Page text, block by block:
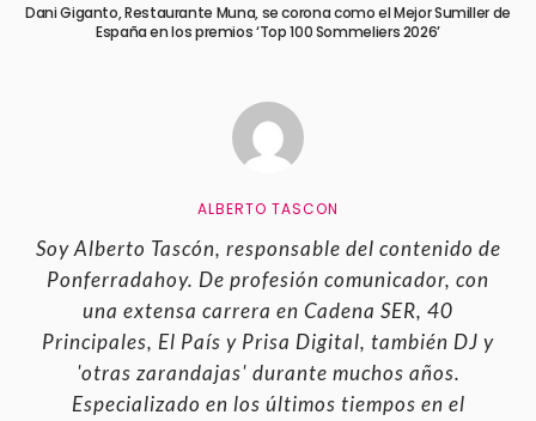
Dani Giganto, Restaurante Muna, se corona como el Mejor Sumiller de
España en los premios ‘Top 100 Sommeliers 2026’
ALBERTO TASCON
Soy Alberto Tascón, responsable del contenido de
Ponferradahoy. De profesión comunicador, con
una extensa carrera en Cadena SER, 40
Principales, El País y Prisa Digital, también DJ y
'otras zarandajas' durante muchos años.
Especializado en los últimos tiempos en el